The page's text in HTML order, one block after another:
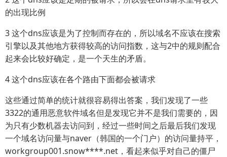
的出现比例
3 这个dns应该是为了控制而存在的，所以域名不应该在搜索
引擎以及其他地方获得较高的访问指数，这与2中的规则配合
起来会比较好确定，是一个天生的矛盾。
4 这个dns应该在各个路由下面都会被请求
这些通过简单的统计就很容易得出答案，我们发现了一些
3322的通用恶意软件域名但是发现它并不是我们需要的，因
为只有少数机器去访问到，经过一些时间之后最后我们发现
一个域名访问量与naver（韩国的一个门户）的访问量持平，
workgroup001.snow****.net，看起来似乎对自己的僵尸